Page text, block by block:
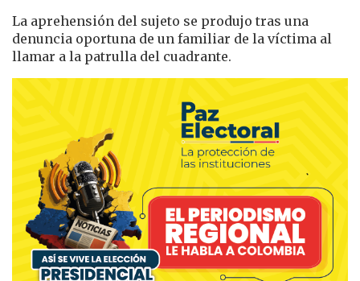
La aprehensión del sujeto se produjo tras una
denuncia oportuna de un familiar de la víctima al
llamar a la patrulla del cuadrante.